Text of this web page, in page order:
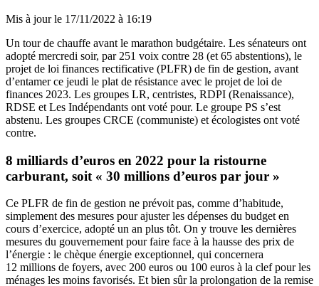
Mis à jour le 17/11/2022 à 16:19
Un tour de chauffe avant le marathon budgétaire. Les sénateurs ont
adopté mercredi soir, par 251 voix contre 28 (et 65 abstentions), le
projet de loi finances rectificative (PLFR) de fin de gestion, avant
d’entamer ce jeudi le plat de résistance avec le projet de loi de
finances 2023. Les groupes LR, centristes, RDPI (Renaissance),
RDSE et Les Indépendants ont voté pour. Le groupe PS s’est
abstenu. Les groupes CRCE (communiste) et écologistes ont voté
contre.
8 milliards d’euros en 2022 pour la ristourne
carburant, soit « 30 millions d’euros par jour »
Ce PLFR de fin de gestion ne prévoit pas, comme d’habitude,
simplement des mesures pour ajuster les dépenses du budget en
cours d’exercice, adopté un an plus tôt. On y trouve les dernières
mesures du gouvernement pour faire face à la hausse des prix de
l’énergie : le chèque énergie exceptionnel, qui concernera
12 millions de foyers, avec 200 euros ou 100 euros à la clef pour les
ménages les moins favorisés. Et bien sûr la prolongation de la remise